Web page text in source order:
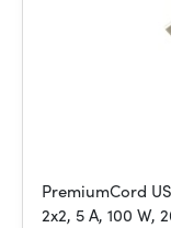
PremiumCord
2x2, 5 A, 100 W,